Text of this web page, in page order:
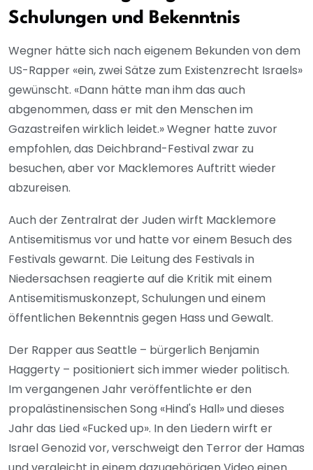
Schulungen und Bekenntnis
Wegner hätte sich nach eigenem Bekunden von dem
US-Rapper «ein, zwei Sätze zum Existenzrecht Israels»
gewünscht. «Dann hätte man ihm das auch
abgenommen, dass er mit den Menschen im
Gazastreifen wirklich leidet.» Wegner hatte zuvor
empfohlen, das Deichbrand-Festival zwar zu
besuchen, aber vor Macklemores Auftritt wieder
abzureisen.
Auch der Zentralrat der Juden wirft Macklemore
Antisemitismus vor und hatte vor einem Besuch des
Festivals gewarnt. Die Leitung des Festivals in
Niedersachsen reagierte auf die Kritik mit einem
Antisemitismuskonzept, Schulungen und einem
öffentlichen Bekenntnis gegen Hass und Gewalt.
Der Rapper aus Seattle – bürgerlich Benjamin
Haggerty – positioniert sich immer wieder politisch.
Im vergangenen Jahr veröffentlichte er den
propalästinensischen Song «Hind's Hall» und dieses
Jahr das Lied «Fucked up». In den Liedern wirft er
Israel Genozid vor, verschweigt den Terror der Hamas